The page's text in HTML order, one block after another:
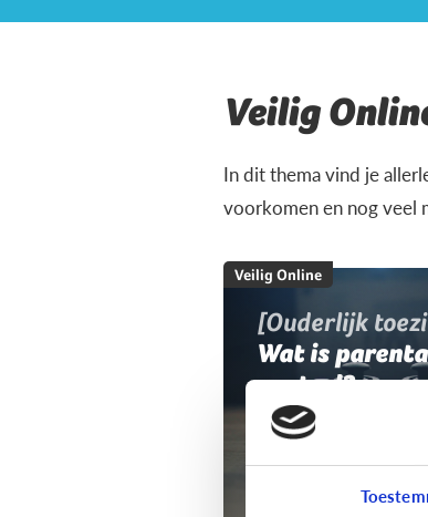
Veilig
In dit thema vind je
voorkomen en nog veel
Veilig Online
[Ouderlijk
Wat is
control?